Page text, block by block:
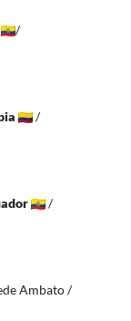
/
/
/
Ambato /